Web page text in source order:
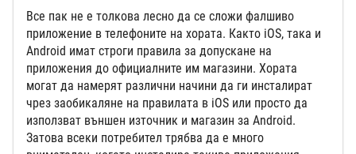
Все пак не е толкова лесно да се сложи фалшиво
приложение в телефоните на хората. Както iOS, така и
Android имат строги правила за допускане на
приложения до официалните им магазини. Хората
могат да намерят различни начини да ги инсталират
чрез заобикаляне на правилата в iOS или просто да
използват външен източник и магазин за Android.
Затова всеки потребител трябва да е много